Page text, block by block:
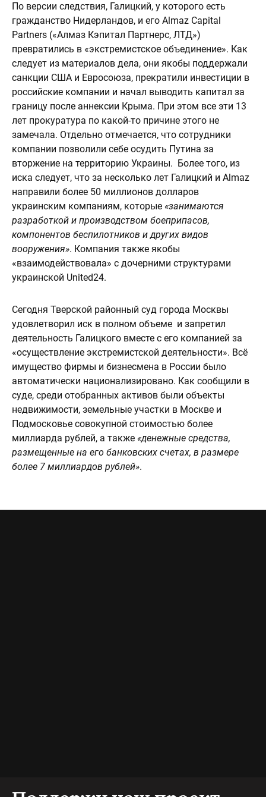
По версии следствия, Галицкий, у которого есть
гражданство Нидерландов, и его Almaz Capital
Partners («Алмаз Кэпитал Партнерс, ЛТД»)
превратились в «экстремистское объединение». Как
следует из материалов дела, они якобы поддержали
санкции США и Евросоюза, прекратили инвестиции в
российские компании и начал выводить капитал за
границу после аннексии Крыма. При этом все эти 13
лет прокуратура по какой-то причине этого не
замечала. Отдельно отмечается, что сотрудники
компании позволили себе осудить Путина за
вторжение на территорию Украины. Более того, из
иска следует, что за несколько лет Галицкий и Almaz
направили более 50 миллионов долларов
украинским компаниям, которые «занимаются
разработкой и производством боеприпасов,
компонентов беспилотников и других видов
вооружения». Компания также якобы
«взаимодействовала» с дочерними структурами
украинской United24.
Сегодня Тверской районный суд города Москвы
удовлетворил иск в полном объеме и запретил
деятельность Галицкого вместе с его компанией за
«осуществление экстремистской деятельности». Всё
имущество фирмы и бизнесмена в России было
автоматически национализировано. Как сообщили в
суде, среди отобранных активов были объекты
недвижимости, земельные участки в Москве и
Подмосковье совокупной стоимостью более
миллиарда рублей, а также «денежные средства,
размещенные на его банковских счетах, в размере
более 7 миллиардов рублей».